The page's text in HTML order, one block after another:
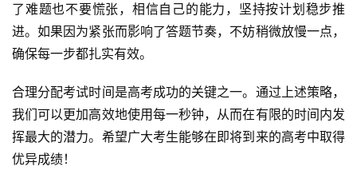
了难题也不要慌张，相信自己的能力，坚持按计划稳步推
进。如果因为紧张而影响了答题节奏，不妨稍微放慢一点，
确保每一步都扎实有效。
合理分配考试时间是高考成功的关键之一。通过上述策略，
我们可以更加高效地使用每一秒钟，从而在有限的时间内发
挥最大的潜力。希望广大考生能够在即将到来的高考中取得
优异成绩！